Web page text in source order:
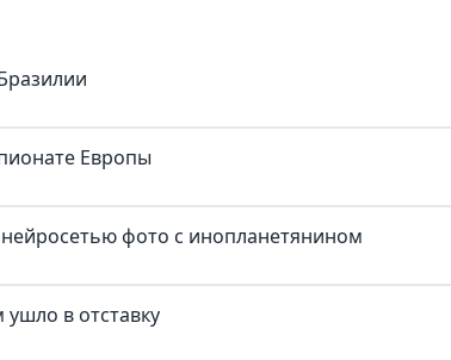
Европы
фото с инопланетянином
в отставку